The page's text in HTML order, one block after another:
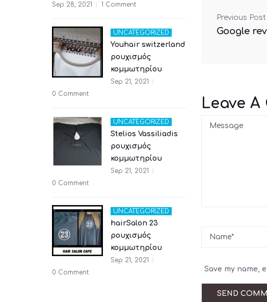
Sep 28, 2021 1 Comment
UNCATEGORIZED
Youhair switzerland
ρουχισμός
κομμωτηρίου
Sep 21, 2021
0 Comment
UNCATEGORIZED
Stelios Vassiliadis
ρουχισμός
κομμωτηρίου
Sep 21, 2021
0 Comment
UNCATEGORIZED
hairSalon 23
ρουχισμός
κομμωτηρίου
Sep 21, 2021
0 Comment
Previous Post
Leave
Save my name,